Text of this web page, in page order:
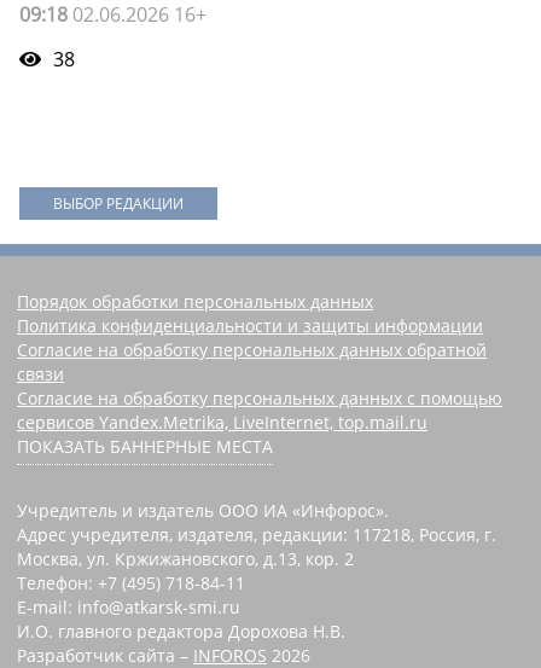
09:18 02.06.2026 16+
38
ВЫБОР РЕДАКЦИИ
Порядок обработки персональных данных
Политика конфиденциальности и защиты информации
Согласие на обработку персональных данных обратной
связи
Согласие на обработку персональных данных с помощью
сервисов Yandex.Metrika, LiveInternet, top.mail.ru
ПОКАЗАТЬ БАННЕРНЫЕ МЕСТА
Учредитель и издатель ООО ИА «Инфорос».
Адрес учредителя, издателя, редакции: 117218, Россия, г.
Москва, ул. Кржижановского, д.13, кор. 2
Телефон: +7 (495) 718-84-11
E-mail: info@atkarsk-smi.ru
И.О. главного редактора Дорохова Н.В.
Разработчик сайта – INFOROS 2026